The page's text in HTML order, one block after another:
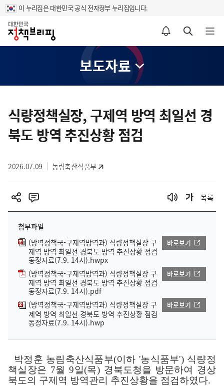
이 누리집은 대한민국 공식 전자정부 누리집입니다.
홈
알림설정 바로가기 검색 바로가기 메뉴 열기
보도자료
츠
영
식량정책실장, 구제역 방역 최일선 경
북도 방역 추진상황 점검
2026.07.09 농림축산식품부
목록
첨부파일
(방역정책국-구제역방역과) 식량정책실장 구
제역 방역 최일선 경북도 방역 추진상황 점검
동정자료(7.9. 14시).hwpx
바로보기
(방역정책국-구제역방역과) 식량정책실장 구
제역 방역 최일선 경북도 방역 추진상황 점검
동정자료(7.9. 14시).pdf
바로보기
(방역정책국-구제역방역과) 식량정책실장 구
제역 방역 최일선 경북도 방역 추진상황 점검
동정자료(7.9. 14시).hwp
바로보기
박정훈 농림축산식품부(이하'농식품부') 식량정
책실장은 7월9일(목) 경북도청을 방문하여 경상
북도의 구제역 방역관리 추진상황을 점검하였다.